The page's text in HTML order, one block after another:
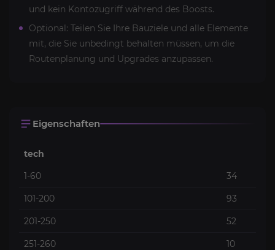
und kein Kontozugriff während des Boosts.
Optional: Teilen Sie Ihre Bauziele und alle Elemente
mit, die Sie unbedingt behalten müssen, um die
Routenplanung und Upgrades anzupassen.
Eigenschaften
tech
1-60
34
101-200 93
201-250 52
251-260 10